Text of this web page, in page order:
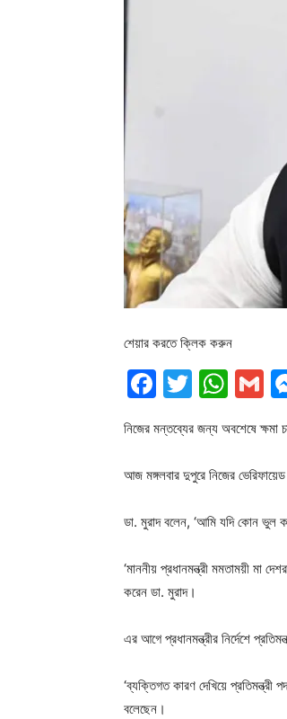
শেয়ার করতে ক্লিক করুন
নিজের মন্তব্যের জন্য অবশেষে ক্ষমা
আজ মঙ্গলবার দুপুরে নিজের
ডা. মুরাদ বলেন, ‘আমি যদি কোন ভুল
‘মাননীয় প্রধানমন্ত্রী মমতাময়ী মা
করেন ডা. মুরাদ।
এর আগে প্রধানমন্ত্রীর নির্দেশে
‘ব্যক্তিগত কারণ দেখিয়ে
বলেছেন।